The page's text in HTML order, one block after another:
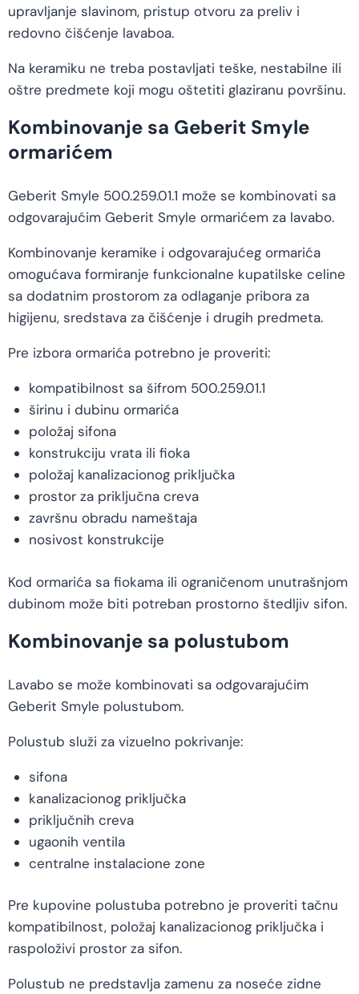
upravljanje slavinom, pristup otvoru za preliv i
redovno čišćenje lavaboa.
Na keramiku ne treba postavljati teške, nestabilne ili
oštre predmete koji mogu oštetiti glaziranu površinu.
Kombinovanje sa Geberit Smyle
ormarićem
Geberit Smyle 500.259.01.1 može se kombinovati sa
odgovarajućim Geberit Smyle ormarićem za lavabo.
Kombinovanje keramike i odgovarajućeg ormarića
omogućava formiranje funkcionalne kupatilske celine
sa dodatnim prostorom za odlaganje pribora za
higijenu, sredstava za čišćenje i drugih predmeta.
Pre izbora ormarića potrebno je proveriti:
kompatibilnost sa šifrom 500.259.01.1
širinu i dubinu ormarića
položaj sifona
konstrukciju vrata ili fioka
položaj kanalizacionog priključka
prostor za priključna creva
završnu obradu nameštaja
nosivost konstrukcije
Kod ormarića sa fiokama ili ograničenom unutrašnjom
dubinom može biti potreban prostorno štedljiv sifon.
Kombinovanje sa polustubom
Lavabo se može kombinovati sa odgovarajućim
Geberit Smyle polustubom.
Polustub služi za vizuelno pokrivanje:
sifona
kanalizacionog priključka
priključnih creva
ugaonih ventila
centralne instalacione zone
Pre kupovine polustuba potrebno je proveriti tačnu
kompatibilnost, položaj kanalizacionog priključka i
raspoloživi prostor za sifon.
Polustub ne predstavlja zamenu za noseće zidne